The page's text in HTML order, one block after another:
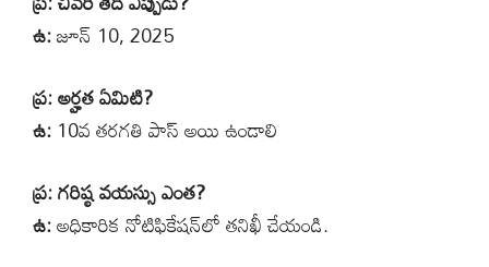
ఉ:జూన్ 10, 2025
ప్ర: అర్హత ఏమిటి?
ఉ:10వ తరగతి పాస్ అయి ఉండాలి
ప్ర: గరిష్ఠ వయస్సు ఎంత?
ఉ:అధికారిక నోటిఫికేషన్‌లో తనిఖీ చేయండి.